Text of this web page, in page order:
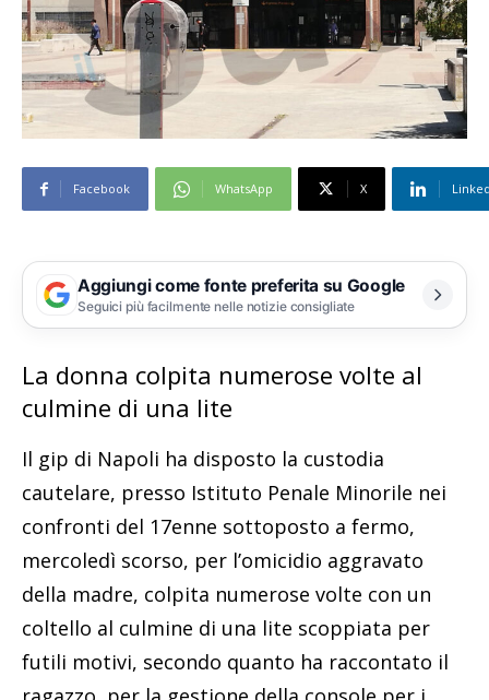
Facebook WhatsApp X
Aggiungi come fonte preferita su Google
Seguici più facilmente nelle notizie consigliate
La donna colpita numerose volte al
culmine di una lite
Il gip di Napoli ha disposto la custodia
cautelare, presso Istituto Penale Minorile nei
confronti del 17enne sottoposto a fermo,
mercoledì scorso, per l’omicidio aggravato
della madre, colpita numerose volte con un
coltello al culmine di una lite scoppiata per
futili motivi, secondo quanto ha raccontato il